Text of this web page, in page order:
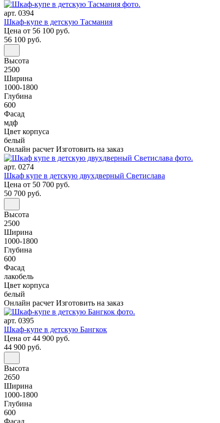
арт. 0394
Шкаф-купе в детскую Тасмания
Цена от 56 100 руб.
56 100 руб.
Высота
2500
Ширина
1000-1800
Глубина
600
Фасад
мдф
Цвет корпуса
белый
Онлайн расчет Изготовить на заказ
арт. 0274
Шкаф купе в детскую двухдверный Светислава
Цена от 50 700 руб.
50 700 руб.
Высота
2500
Ширина
1000-1800
Глубина
600
Фасад
лакобель
Цвет корпуса
белый
Онлайн расчет Изготовить на заказ
арт. 0395
Шкаф-купе в детскую Бангкок
Цена от 44 900 руб.
44 900 руб.
Высота
2650
Ширина
1000-1800
Глубина
600
Фасад